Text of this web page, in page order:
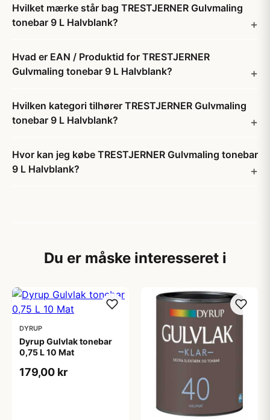
Hvilket mærke står bag TRESTJERNER Gulvmaling
tonebar 9 L Halvblank?
Hvad er EAN / Produktid for TRESTJERNER
Gulvmaling tonebar 9 L Halvblank?
Hvilken kategori tilhører TRESTJERNER Gulvmaling
tonebar 9 L Halvblank?
Hvor kan jeg købe TRESTJERNER Gulvmaling tonebar
9 L Halvblank?
Du er måske interesseret i
DYRUP
Dyrup Gulvlak tonebar
0,75 L 10 Mat
179,00 kr